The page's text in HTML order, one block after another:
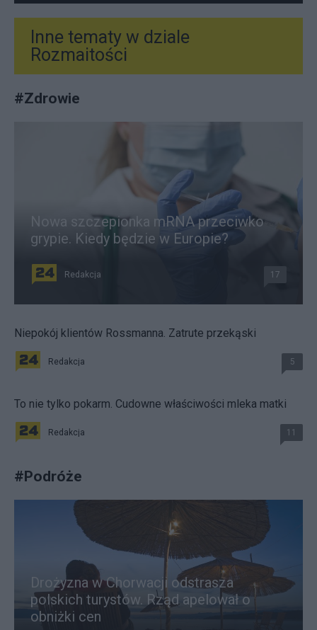
Inne tematy w dziale
Rozmaitości
#Zdrowie
Nowa szczepionka mRNA przeciwko
grypie. Kiedy będzie w Europie?
Redakcja 17
Niepokój klientów Rossmanna. Zatrute przekąski
Redakcja 5
To nie tylko pokarm. Cudowne właściwości mleka matki
Redakcja 11
#Podróże
Drożyzna w Chorwacji odstrasza
polskich turystów. Rząd apelował o
obniżki cen